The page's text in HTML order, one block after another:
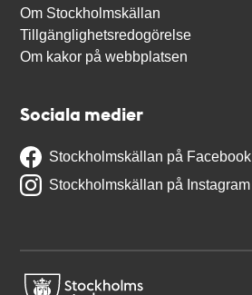
Om Stockholmskällan
Tillgänglighetsredogörelse
Om kakor på webbplatsen
Sociala medier
Stockholmskällan på Facebook
Stockholmskällan på Instagram